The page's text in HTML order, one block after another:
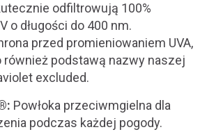
odfiltrowują 100%
o długości do 400 nm.
przed promieniowaniem UVA,
również podstawą nazwy naszej
excluded.
Powłoka przeciwmgielna dla
podczas każdej pogody.